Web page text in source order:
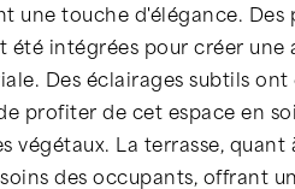
une touche d'élégance. Des
été intégrées pour créer une
Des éclairages subtils
profiter de cet espace en
végétaux. La terrasse, quant
des occupants, offrant